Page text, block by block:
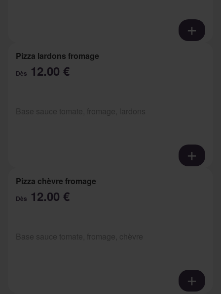
Pizza lardons fromage
Dès 12.00 €
Pizza chèvre fromage
Dès 12.00 €